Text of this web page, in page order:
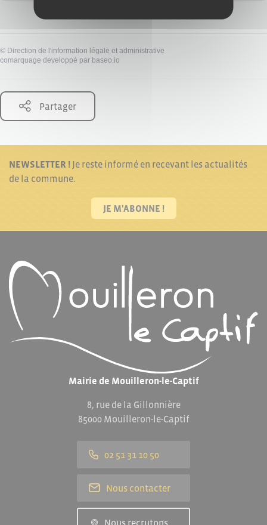
© Direction de l'information légale et administrative
comarquage developpé par baseo.io
Partager
NEWSLETTER ! Je reste informé en recevant les actualités
de la commune.
JE M'ABONNE !
Mairie de Mouilleron-le-Captif
8, rue de la Gillonnière
85000 Mouilleron-le-Captif
02 51 31 10 50
Nous contacter
Nous recrutons